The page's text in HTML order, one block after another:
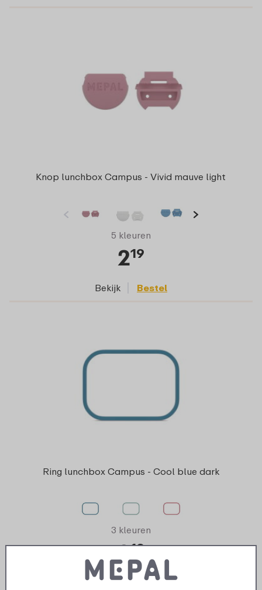
Knop lunchbox Campus - Vivid mauve light
5 kleuren
219
Bekijk Bestel
Ring lunchbox Campus - Cool blue dark
3 kleuren
219
Bekijk Bestel